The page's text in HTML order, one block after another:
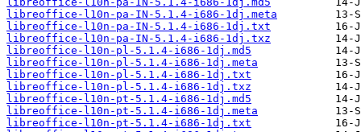
libreoffice-l10n-pa-IN-5.1.4-i686-1dj.meta
libreoffice-l10n-pa-IN-5.1.4-i686-1dj.txt
libreoffice-l10n-pa-IN-5.1.4-i686-1dj.txz
libreoffice-l10n-pl-5.1.4-i686-1dj.md5
libreoffice-l10n-pl-5.1.4-i686-1dj.meta
libreoffice-l10n-pl-5.1.4-i686-1dj.txt
libreoffice-l10n-pl-5.1.4-i686-1dj.txz
libreoffice-l10n-pt-5.1.4-i686-1dj.md5
libreoffice-l10n-pt-5.1.4-i686-1dj.meta
libreoffice-l10n-pt-5.1.4-i686-1dj.txt